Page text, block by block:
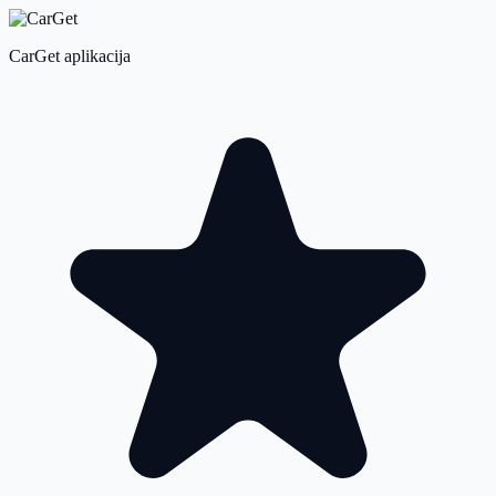
CarGet aplikacija